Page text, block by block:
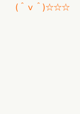
(＾ｖ＾)☆☆☆